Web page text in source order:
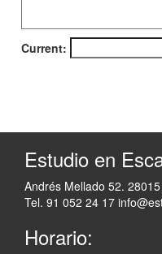
Current:
Estudio en
Andrés Mellado 52.
Tel. 91 052 24 17
Horario: